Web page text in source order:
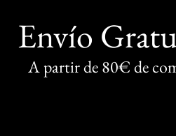
Envío
A partir de 80€ de